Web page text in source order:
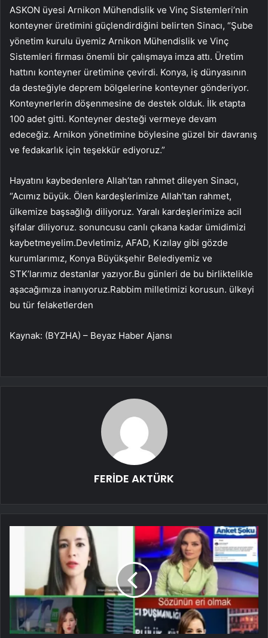
ASKON üyesi Arnikon Mühendislik ve Vinç Sistemleri’nin
konteyner üretimini güçlendirdiğini belirten Sinacı, “Şube
yönetim kurulu üyemiz Arnikon Mühendislik ve Vinç
Sistemleri firması önemli bir çalışmaya imza attı. Üretim
hattını konteyner üretimine çevirdi. Konya, iş dünyasının
da desteğiyle deprem bölgelerine konteyner gönderiyor.
Konteynerlerin döşenmesine de destek olduk. İlk etapta
100 adet gitti. Konteyner desteği vermeye devam
edeceğiz. Arnikon yönetimine böylesine güzel bir davranış
ve fedakarlık için teşekkür ediyoruz.”
Hayatını kaybedenlere Allah’tan rahmet dileyen Sinacı,
“Acımız büyük. Ölen kardeşlerimize Allah’tan rahmet,
ülkemize başsağlığı diliyoruz. Yaralı kardeşlerimize acil
şifalar diliyoruz. sonuncusu canlı çıkana kadar ümidimizi
kaybetmeyelim.Devletimiz, AFAD, Kızılay gibi gözde
kurumlarımız, Konya Büyükşehir Belediyemiz ve
STK’larımız destanlar yazıyor.Bu günleri de bu birliktelikle
aşacağımıza inanıyoruz.Rabbim milletimizi korusun. ülkeyi
bu tür felaketlerden
Kaynak: (BYZHA) – Beyaz Haber Ajansı
FERİDE AKTÜRK